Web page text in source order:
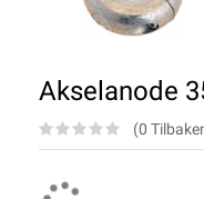
Akselanode
(0